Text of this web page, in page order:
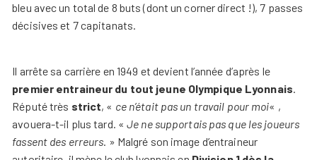
bleu avec un total de 8 buts (dont un corner direct !), 7 passes
décisives et 7 capitanats.
Il arrête sa carrière en 1949 et devient l’année d’après le
premier entraineur du tout jeune Olympique Lyonnais.
Réputé très strict, « ce n’était pas un travail pour moi« ,
avouera-t-il plus tard. «Je ne supportais pas que les joueurs
fassent des erreurs. » Malgré son image d’entraineur